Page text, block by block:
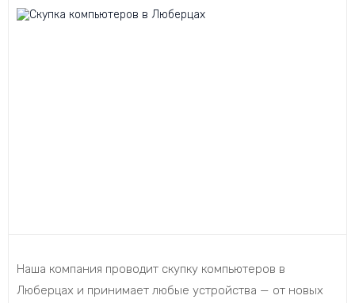
Наша компания проводит скупку компьютеров в
Люберцах и принимает любые устройства — от новых